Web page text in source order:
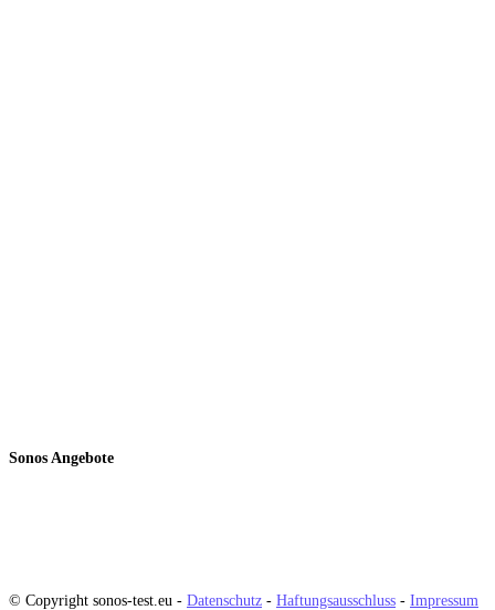
Sonos Angebote
© Copyright sonos-test.eu - Datenschutz - Haftungsausschluss - Impressum